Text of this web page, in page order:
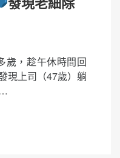
歲，趁午休時間回
現上司（47歲）躺